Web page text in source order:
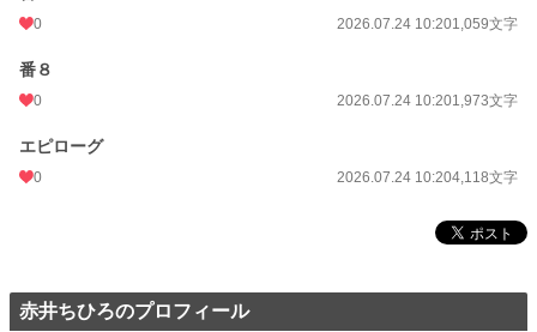
0 2026.07.24 10:201,059文字
番８
0 2026.07.24 10:201,973文字
エピローグ
0 2026.07.24 10:204,118文字
赤井ちひろのプロフィール